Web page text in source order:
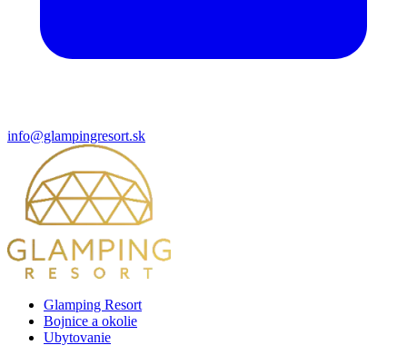
info@glampingresort.sk
Glamping Resort
Bojnice a okolie
Ubytovanie